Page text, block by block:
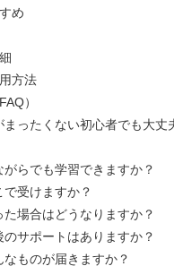
め
方法
）
まったくない初心者でも大丈
らでも学習できますか？
受けますか？
場合はどうなりますか？
サポートはありますか？
ものが届きますか？